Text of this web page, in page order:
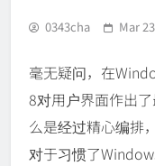
0343cha Mar
毫无疑问，在
8对用户界面作出
么是经过精心编排
对于习惯了